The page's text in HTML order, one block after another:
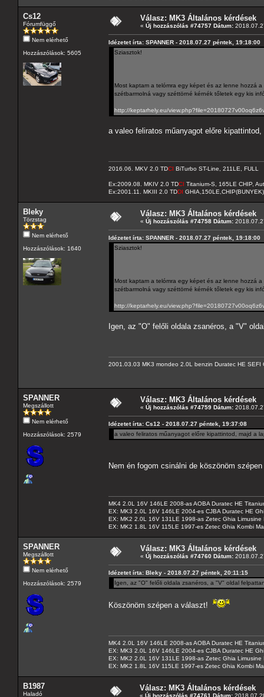
Cs12
Fórumfüggő
Nem elérhető
Hozzászólások: 5605
Válasz: MK3 Általános kérdések
« Új hozzászólás #74757 Dátum:
Idézetet írta: SPANNER - 2018.07.27 péntek, 19:18:00
Sziasztok!
Most kaptam a telómra egy képet és az lenne hozzá
szétbarmolná vagy széttörné kérnék tőletek egy kis
http://keptarhely.eu/
a valeo feliratos műanyagot előre
2016.06. MKV 2.0 TDCI BiTurbo ST-Line, 211LE, FULL
Ex:2009.08. MKIV 2.0 TDCI Titanium-S, 165LE CHIP,
Ex:2001.11. MKIII 2.0 TDDI
Bleky
Törzstag
Nem elérhető
Hozzászólások: 1640
Válasz: MK3 Általános kérdések
« Új hozzászólás #74758 Dátum:
Idézetet írta: SPANNER - 2018.07.27 péntek, 19:18:00
Sziasztok!
Most kaptam a telómra egy képet és az lenne hozzá
szétbarmolná vagy széttörné kérnék tőletek egy kis
http://keptarhely.eu/
Igen, az "O" felőli oldala zsanéros, a "V"
2001.03.03 MK3 mondeo 2.0L benzin Duratec HE
SPANNER
Megszállott
Nem elérhető
Hozzászólások: 2579
Válasz: MK3 Általános kérdések
« Új hozzászólás #74759 Dátum:
Idézetet írta: Cs12 - 2018.07.27 péntek, 19:37:08
a valeo feliratos műanyagot előre kipattintod, majd a
Nem én fogom csinálni de köszönöm
MK4 2.0L 16V 146LE 2008-as AOBA Duratec HE
EX: MK3 2.0L 16V 146LE 2004-es CJBA Duratec HE
EX: MK2 2.0L 16V 131LE 1998-as Zetec Ghia Limusine
EX: MK2 1.8L 16V 115LE 1997-es Zetec Ghia Kombi
SPANNER
Megszállott
Nem elérhető
Hozzászólások: 2579
Válasz: MK3 Általános kérdések
« Új hozzászólás #74760 Dátum:
Idézetet írta: Bleky - 2018.07.27 péntek, 20:11:15
Igen, az "O" felőli oldala zsanéros, a "V" oldal
Köszönöm szépen a választ!
MK4 2.0L 16V 146LE 2008-as AOBA Duratec HE
EX: MK3 2.0L 16V 146LE 2004-es CJBA Duratec HE
EX: MK2 2.0L 16V 131LE 1998-as Zetec Ghia Limusine
EX: MK2 1.8L 16V 115LE 1997-es Zetec Ghia Kombi
B1987
Haladó
Válasz: MK3 Általános kérdések
« Új hozzászólás #74761 Dátum: